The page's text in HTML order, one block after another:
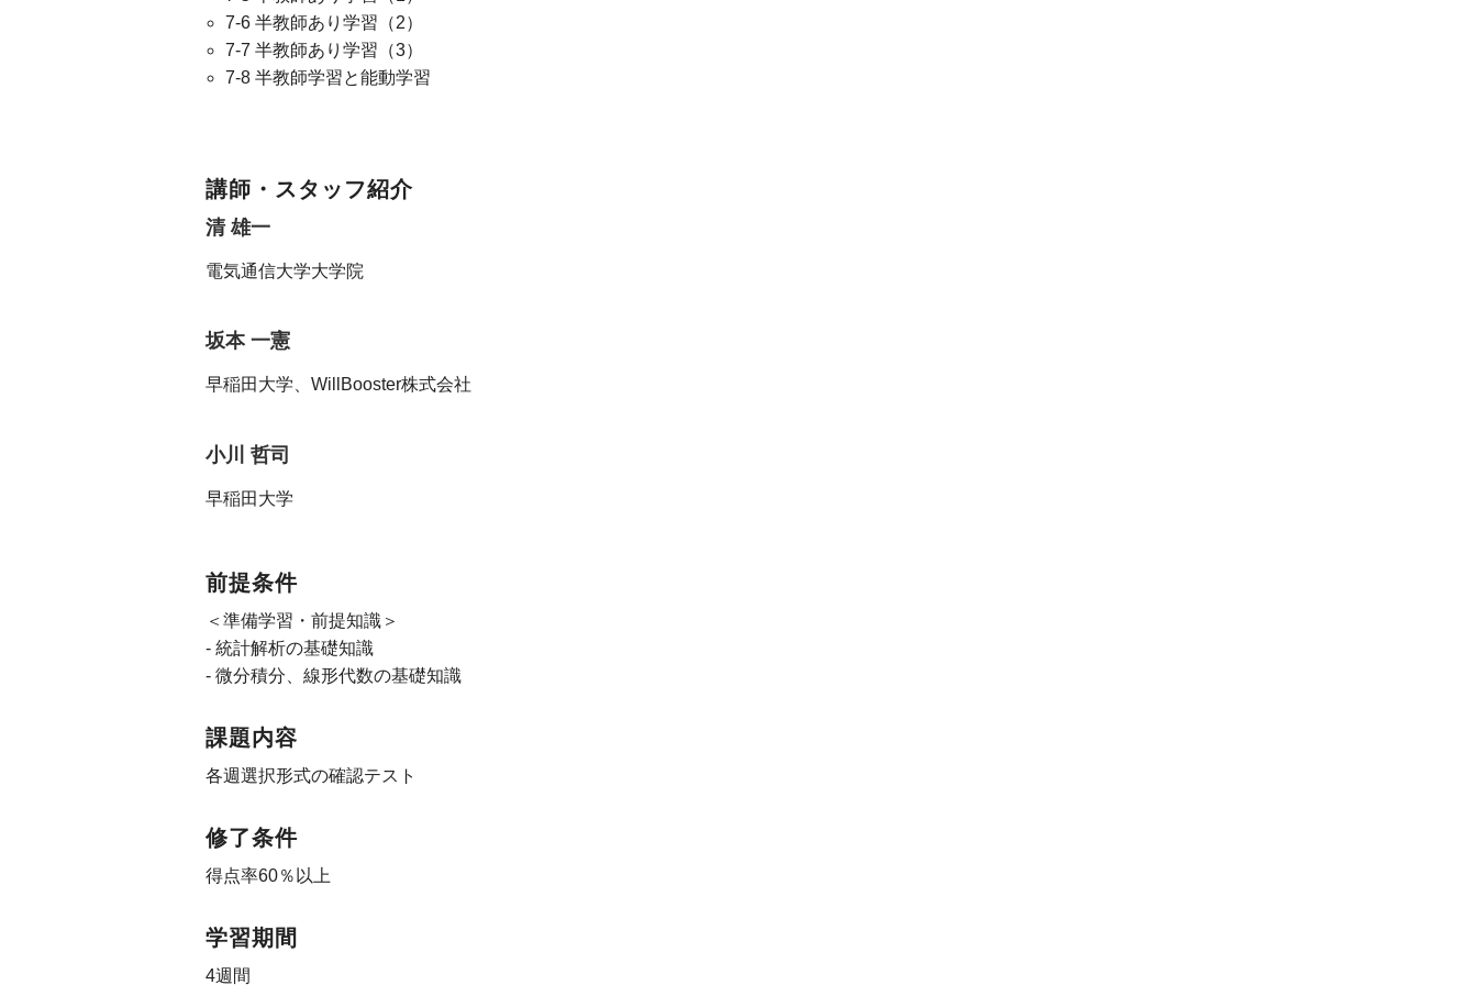
7-6 半教師あり学習（2）
7-7 半教師あり学習（3）
7-8 半教師学習と能動学習
講師・スタッフ紹介
清 雄一
電気通信大学大学院
坂本 一憲
早稲田大学、WillBooster株式会社
小川 哲司
早稲田大学
前提条件
＜準備学習・前提知識＞
- 統計解析の基礎知識
- 微分積分、線形代数の基礎知識
課題内容
各週選択形式の確認テスト
修了条件
得点率60％以上
学習期間
4週間